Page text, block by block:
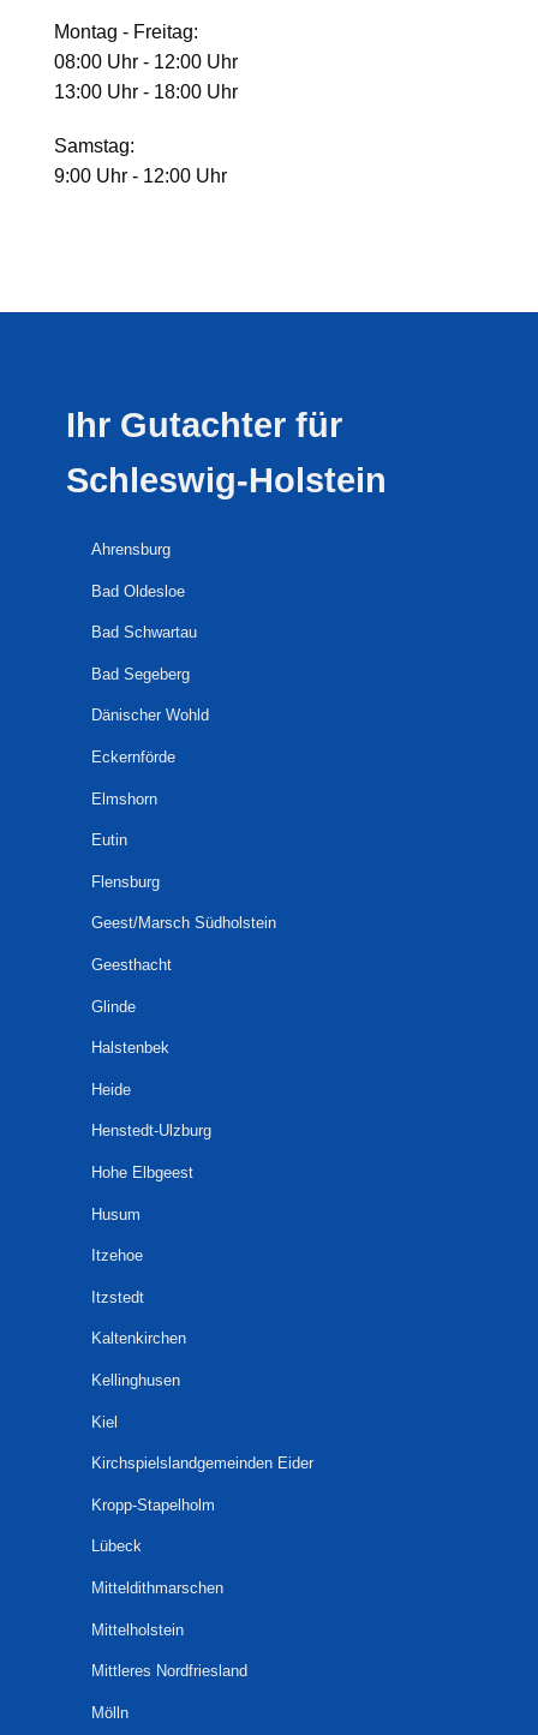
Montag - Freitag:
08:00 Uhr - 12:00 Uhr
13:00 Uhr - 18:00 Uhr
Samstag:
9:00 Uhr - 12:00 Uhr
Ihr Gutachter für
Schleswig-Holstein
Ahrensburg
Bad Oldesloe
Bad Schwartau
Bad Segeberg
Dänischer Wohld
Eckernförde
Elmshorn
Eutin
Flensburg
Geest/Marsch Südholstein
Geesthacht
Glinde
Halstenbek
Heide
Henstedt-Ulzburg
Hohe Elbgeest
Husum
Itzehoe
Itzstedt
Kaltenkirchen
Kellinghusen
Kiel
Kirchspielslandgemeinden Eider
Kropp-Stapelholm
Lübeck
Mitteldithmarschen
Mittelholstein
Mittleres Nordfriesland
Mölln